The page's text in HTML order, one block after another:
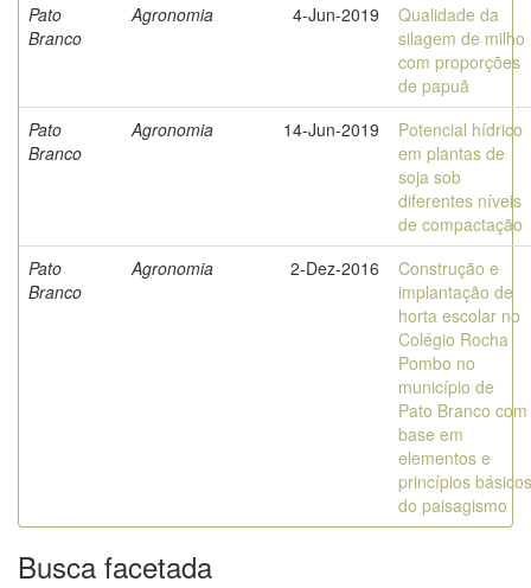
Pato
Branco
Agronomia 4-Jun-2019
Qualidade da
silagem de milho
com proporções
de papuã
Pato
Branco
Agronomia 14-Jun-2019
Potencial hídrico
em plantas de
soja sob
diferentes níveis
de compactação
Pato
Branco
Agronomia 2-Dez-2016
Construção e
implantação de
horta escolar no
Colégio Rocha
Pombo no
município de
Pato Branco com
base em
elementos e
princípios básicos
do paisagismo
Busca facetada